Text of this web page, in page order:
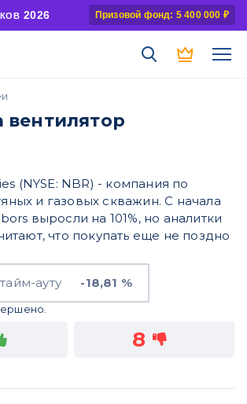
2026 Призовой фонд: 5 400 000 ₽
вентилятор
(NYSE: NBR) - компания по
и газовых скважин. С начала
выросли на 101%, но аналитки
что покупать еще не поздно
ауту -18,81 %
8